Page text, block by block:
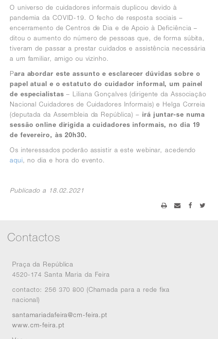
O universo de cuidadores informais duplicou devido à
pandemia da COVID-19. O fecho de resposta sociais –
encerramento de Centros de Dia e de Apoio à Deficiência –
ditou o aumento do número de pessoas que, de forma súbita,
tiveram de passar a prestar cuidados e assistência necessária
a um familiar, amigo ou vizinho.
Para abordar este assunto e esclarecer dúvidas sobre o
papel atual e o estatuto do cuidador informal, um painel
de especialistas – Liliana Gonçalves (dirigente da Associação
Nacional Cuidadores de Cuidadores Informais) e Helga Correia
(deputada da Assembleia da República) – irá juntar-se numa
sessão online dirigida a cuidadores informais, no dia 19
de fevereiro, às 20h30.
Os interessados poderão assistir a este webinar, acedendo
aqui, no dia e hora do evento.
Publicado a 18.02.2021
Contactos
Praça da República
4520-174 Santa Maria da Feira
contacto: 256 370 800 (Chamada para a rede fixa
nacional)
santamariadafeira@cm-feira.pt
www.cm-feira.pt